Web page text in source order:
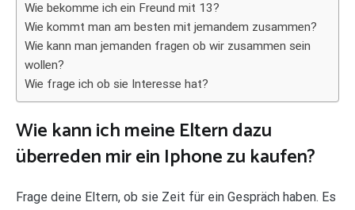
Wie bekomme ich ein Freund mit 13?
Wie kommt man am besten mit jemandem zusammen?
Wie kann man jemanden fragen ob wir zusammen sein
wollen?
Wie frage ich ob sie Interesse hat?
Wie kann ich meine Eltern dazu
überreden mir ein Iphone zu kaufen?
Frage deine Eltern, ob sie Zeit für ein Gespräch haben. Es